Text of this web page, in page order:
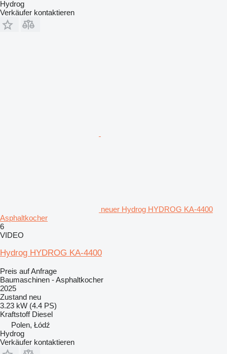
Hydrog
Verkäufer kontaktieren
neuer Hydrog HYDROG KA-4400
Asphaltkocher
6
VIDEO
Hydrog HYDROG KA-4400
Preis auf Anfrage
Baumaschinen - Asphaltkocher
2025
Zustand neu
3.23 kW (4.4 PS)
Kraftstoff Diesel
Polen, Łódź
Hydrog
Verkäufer kontaktieren